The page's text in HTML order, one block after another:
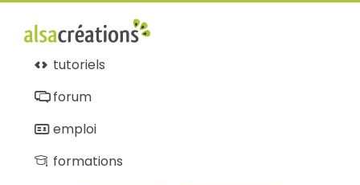
tutoriels
forum
emploi
formations